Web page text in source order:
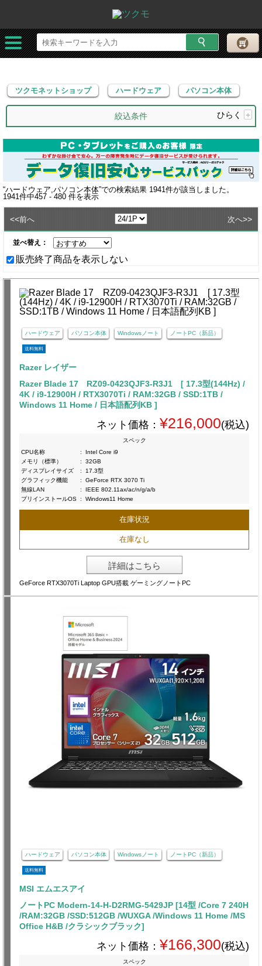
ツクモネットショップ ハードウェア パソコン本体
ツクモネットショップ ハードウェア パソコン本体
絞込条件 ひらく +
“ハードウェア,パソコン本体”での検索結果 1941件が該当しました。
1941件中457 - 480 件を表示
<<前へ 次へ>>
並べ替え：
販売終了商品を表示しない
ハードウェア パソコン本体 Windowsノート ノートPC（新品）
送料無料
Razer レイザー
Razer Blade 17 RZ09-0423QJF3-R3J1 [ 17.3型(144Hz) /
4K / i9-12900H / RTX3070Ti / RAM:32GB / SSD:1TB /
Windows 11 Home / 日本語配列KB ]
ネット価格： ¥216,000(税込)
スペック
CPU名称
:
Intel Core i9
メモリ（標準）
:
32GB
ディスプレイサイズ
:
17.3型
グラフィック機能
:
GeForce RTX 3070 Ti
無線LAN
:
IEEE 802.11ax/ac/n/g/a/b
プリインストールOS : Windows11 Home
在庫状況
在庫なし
詳細はこちら
GeForce RTX3070Ti Laptop GPU搭載 ゲーミングノートPC
ハードウェア パソコン本体 Windowsノート ノートPC（新品）
送料無料
MSI エムエスアイ
ノートPC Modern-14-H-D2RMG-5429JP [14型 /Core 7 240H
/RAM:32GB /SSD:512GB /WUXGA /Windows 11 Home /MS
Office H&B /クラシックブラック]
ネット価格： ¥166,300(税込)
スペック